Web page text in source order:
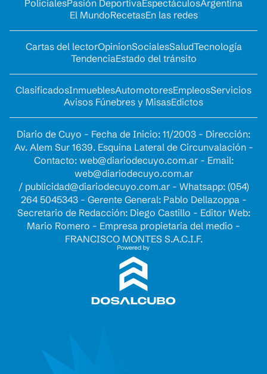
PolicialesPasión DeportivaEspectáculosArgentina
El MundoRecetasEn las redes
Cartas del lectorOpinionSocialesSaludTecnología
TendenciaEstado del tránsito
ClasificadosInmueblesAutomotoresEmpleosServicios
Avisos Fúnebres y MisasEdictos
Diario de Cuyo - Fecha de Inicio: 11/2003 - Dirección:
Av. Alem Sur 1639. Esquina Lateral de Circunvalación -
Contacto: web@diariodecuyo.com.ar- Email:
web@diariodecuyo.com.ar
/ publicidad@diariodecuyo.com.ar- Whatsapp: (054)
264 5045343 - Gerente General: Pablo Dellazoppa -
Secretario de Redacción: Diego Castillo - Editor Web:
Mario Romero - Empresa propietaria del medio -
FRANCISCO MONTES S.A.C.I.F.